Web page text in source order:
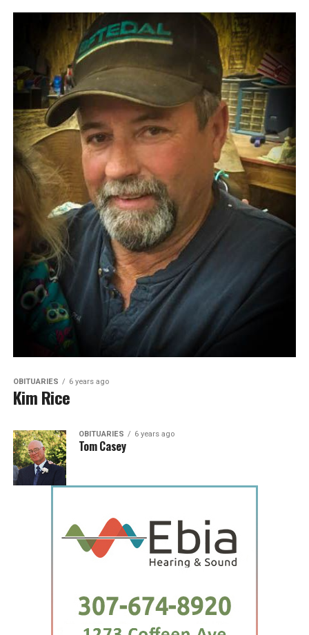
OBITUARIES 6 years ago
Kim Rice
OBITUARIES 6 years ago
Tom Casey